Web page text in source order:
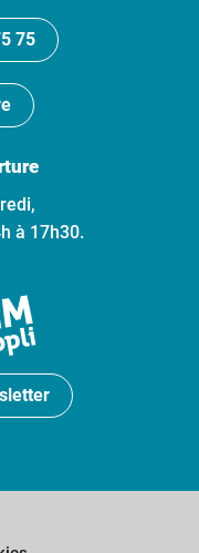
75
à 17h30.